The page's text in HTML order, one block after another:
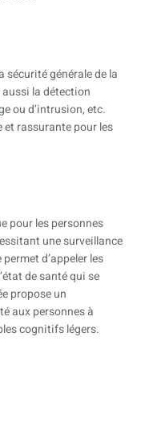
sécurité générale de la
la détection
ou d’intrusion, etc.
et rassurante pour les
pour les personnes
une surveillance
d’appeler les
de santé qui se
propose un
aux personnes à
cognitifs légers.